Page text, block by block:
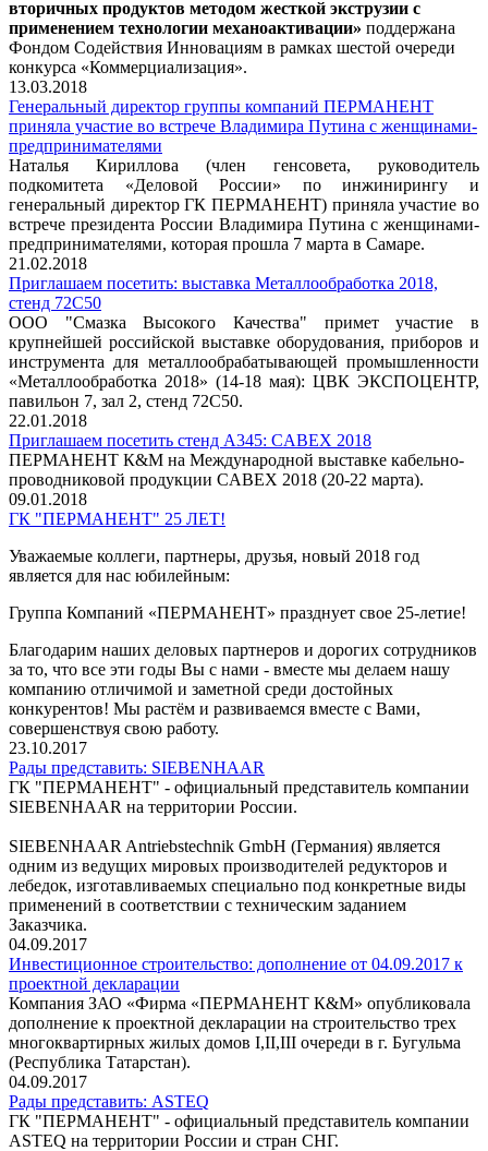
вторичных продуктов методом жесткой экструзии с
применением технологии механоактивации» поддержана
Фондом Содействия Инновациям в рамках шестой очереди
конкурса «Коммерциализация».
13.03.2018
Генеральный директор группы компаний ПЕРМАНЕНТ
приняла участие во встрече Владимира Путина с женщинами-
предпринимателями
Наталья Кириллова (член генсовета, руководитель
подкомитета «Деловой России» по инжинирингу и
генеральный директор ГК ПЕРМАНЕНТ) приняла участие во
встрече президента России Владимира Путина с женщинами-
предпринимателями, которая прошла 7 марта в Самаре.
21.02.2018
Приглашаем посетить: выставка Металлообработка 2018,
стенд 72C50
ООО "Смазка Высокого Качества" примет участие в
крупнейшей российской выставке оборудования, приборов и
инструмента для металлообрабатывающей промышленности
«Металлообработка 2018» (14-18 мая): ЦВК ЭКСПОЦЕНТР,
павильон 7, зал 2, стенд 72C50.
22.01.2018
Приглашаем посетить стенд А345: CABEX 2018
ПЕРМАНЕНТ К&М на Международной выставке кабельно-
проводниковой продукции CABEX 2018 (20-22 марта).
09.01.2018
ГК "ПЕРМАНЕНТ" 25 ЛЕТ!
Уважаемые коллеги, партнеры, друзья, новый 2018 год
является для нас юбилейным:
Группа Компаний «ПЕРМАНЕНТ» празднует свое 25-летие!
Благодарим наших деловых партнеров и дорогих сотрудников
за то, что все эти годы Вы с нами - вместе мы делаем нашу
компанию отличимой и заметной среди достойных
конкурентов! Мы растём и развиваемся вместе с Вами,
совершенствуя свою работу.
23.10.2017
Рады представить: SIEBENHAAR
ГК "ПЕРМАНЕНТ" - официальный представитель компании
SIEBENHAAR на территории России.
SIEBENHAAR Antriebstechnik GmbH (Германия) является
одним из ведущих мировых производителей редукторов и
лебедок, изготавливаемых специально под конкретные виды
применений в соответствии с техническим заданием
Заказчика.
04.09.2017
Инвестиционное строительство: дополнение от 04.09.2017 к
проектной декларации
Компания ЗАО «Фирма «ПЕРМАНЕНТ К&М» опубликовала
дополнение к проектной декларации на строительство трех
многоквартирных жилых домов I,II,III очереди в г. Бугульма
(Республика Татарстан).
04.09.2017
Рады представить: ASTEQ
ГК "ПЕРМАНЕНТ" - официальный представитель компании
ASTEQ на территории России и стран СНГ.